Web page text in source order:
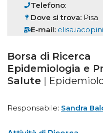
Telefono:
Dove si trova: Pisa
E-mail:
Borsa di Ricerca
Epidemiologia e
Salute |
Responsabile: Sandra